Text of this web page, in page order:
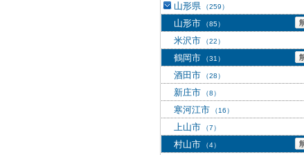
山形県
（259）
山形市 （85）
米沢市 （22）
鶴岡市 （31）
酒田市 （28）
新庄市 （8）
寒河江市 （16）
上山市 （7）
村山市 （4）